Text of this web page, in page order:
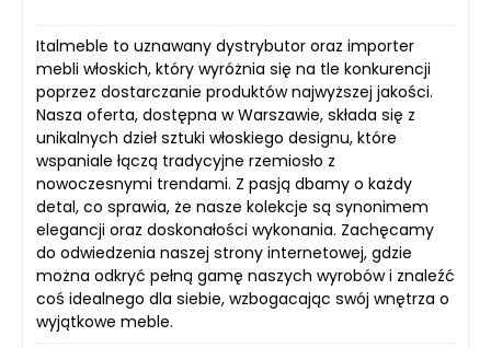
Italmeble to uznawany dystrybutor oraz importer
mebli włoskich, który wyróżnia się na tle konkurencji
poprzez dostarczanie produktów najwyższej jakości.
Nasza oferta, dostępna w Warszawie, składa się z
unikalnych dzieł sztuki włoskiego designu, które
wspaniale łączą tradycyjne rzemiosło z
nowoczesnymi trendami. Z pasją dbamy o każdy
detal, co sprawia, że nasze kolekcje są synonimem
elegancji oraz doskonałości wykonania. Zachęcamy
do odwiedzenia naszej strony internetowej, gdzie
można odkryć pełną gamę naszych wyrobów i znaleźć
coś idealnego dla siebie, wzbogacając swój wnętrza o
wyjątkowe meble.